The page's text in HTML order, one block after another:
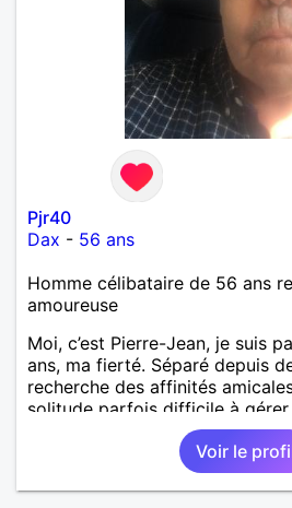
Pjr40
Dax - 56 ans
Homme célibataire de 56 ans
amoureuse
Moi, c’est Pierre-Jean, je suis
ans, ma fierté. Séparé depuis
recherche des affinités
solitude parfois difficile à gérer
vague à l’âme. L’amitié reste
importante à mes yeux mais
sentiments plus puissants. « Le
œuvre » disait Arthur
Voir le